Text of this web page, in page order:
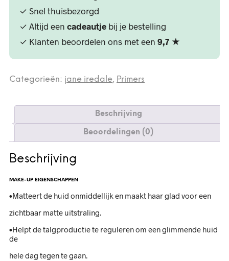
✓ Snel thuisbezorgd
✓ Altijd een cadeautje bij je bestelling
✓ Klanten beoordelen ons met een 9,7 ★
Categorieën: jane iredale, Primers
Beschrijving
Beoordelingen (0)
Beschrijving
MAKE-UP EIGENSCHAPPEN
•Matteert de huid onmiddellijk en maakt haar glad voor een
zichtbaar matte uitstraling.
•Helpt de talgproductie te reguleren om een glimmende huid
de
hele dag tegen te gaan.